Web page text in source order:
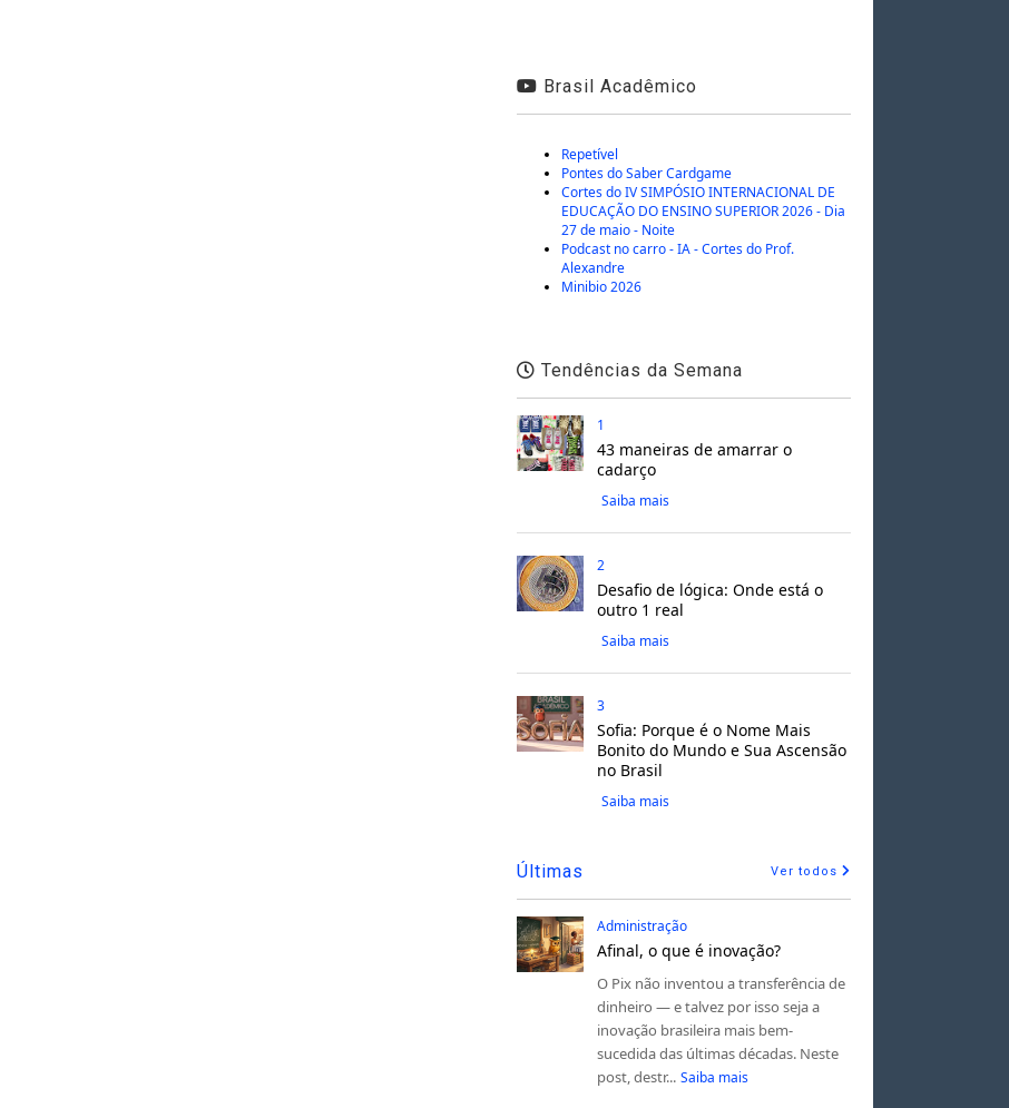
Brasil Acadêmico
Repetível
Pontes do Saber Cardgame
Cortes do IV SIMPÓSIO INTERNACIONAL DE
EDUCAÇÃO DO ENSINO SUPERIOR 2026 - Dia
27 de maio - Noite
Podcast no carro - IA - Cortes do Prof.
Alexandre
Minibio 2026
Tendências da Semana
1
43 maneiras de amarrar o
cadarço
Saiba mais
2
Desafio de lógica: Onde está o
outro 1 real
Saiba mais
3
Sofia: Porque é o Nome Mais
Bonito do Mundo e Sua Ascensão
no Brasil
Saiba mais
Últimas Ver todos
Administração
Afinal, o que é inovação?
O Pix não inventou a transferência de
dinheiro — e talvez por isso seja a
inovação brasileira mais bem-
sucedida das últimas décadas. Neste
post, destr... Saiba mais